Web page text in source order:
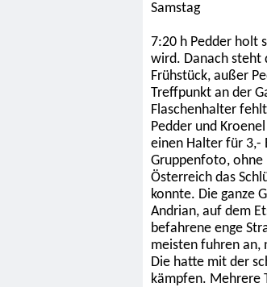
Samstag
7:20 h Pedder holt
wird. Danach steht
Frühstück, außer
Treffpunkt an der
Flaschenhalter
Pedder und
einen Halter für 3,-
Gruppenfoto, ohne
Österreich das
konnte. Die ganze
Andrian, auf dem
befahrene enge
meisten fuhren an,
Die hatte mit der
kämpfen. Mehrere